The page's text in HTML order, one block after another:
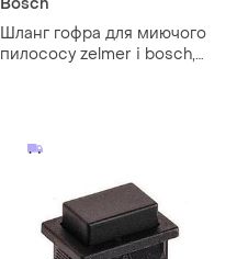
Bosch
Шланг гофра для миючого
пилососу zelmer і bosch,